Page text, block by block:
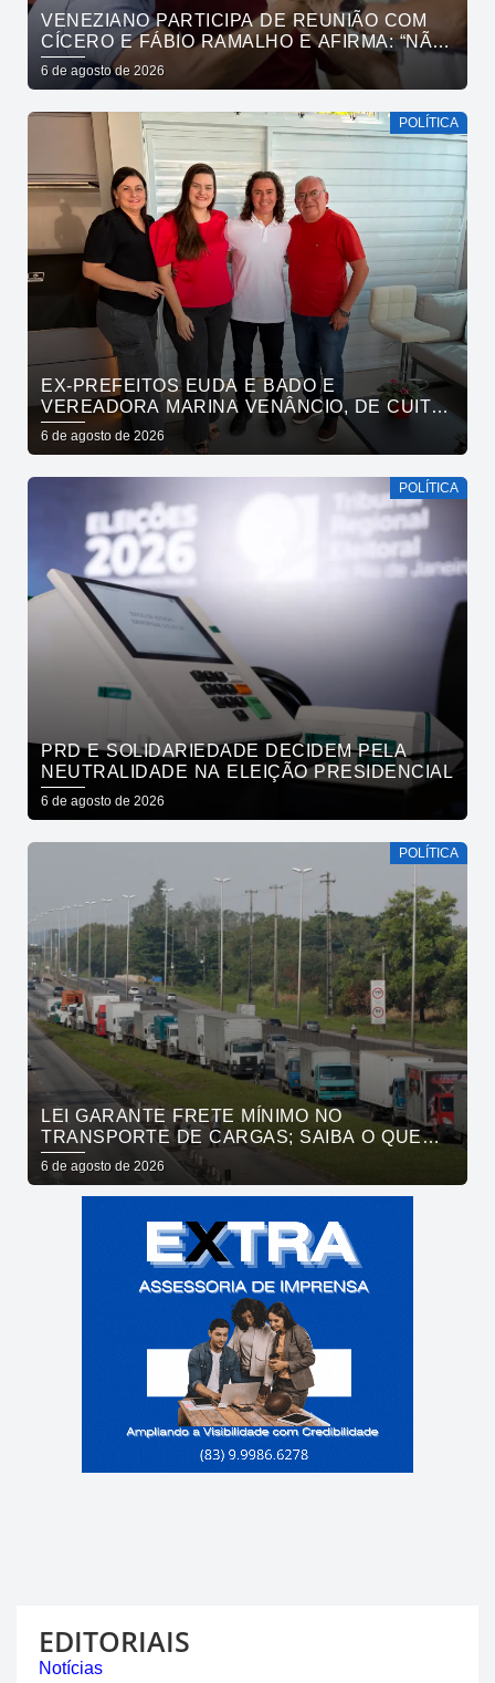
VENEZIANO PARTICIPA DE REUNIÃO COM
CÍCERO E FÁBIO RAMALHO E AFIRMA: “NÃO
ESTAMOS COMPRANDO CONSCIÊNCIAS,
MAS MOSTRANDO TRABALHO
6 de agosto de 2026
POLÍTICA
EX-PREFEITOS EUDA E BADO E
VEREADORA MARINA VENÂNCIO, DE CUITÉ,
REAFIRMAM APOIO A CÍCERO, VENEZIANO E
ANDRÉ GADELHA
6 de agosto de 2026
POLÍTICA
PRD E SOLIDARIEDADE DECIDEM PELA
NEUTRALIDADE NA ELEIÇÃO PRESIDENCIAL
6 de agosto de 2026
POLÍTICA
LEI GARANTE FRETE MÍNIMO NO
TRANSPORTE DE CARGAS; SAIBA O QUE
MUDA
6 de agosto de 2026
EDITORIAIS
Notícias